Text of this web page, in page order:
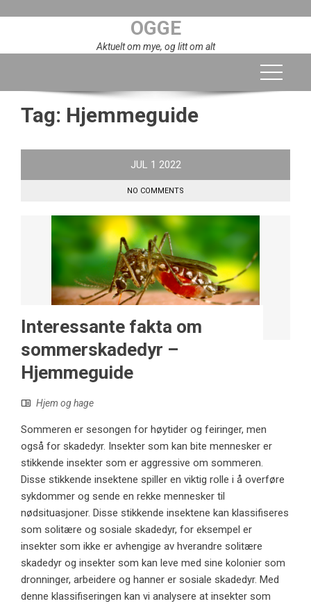
OGGE
Aktuelt om mye, og litt om alt
Tag: Hjemmeguide
JUL 1 2022
NO COMMENTS
Interessante fakta om
sommerskadedyr –
Hjemmeguide
Hjem og hage
Sommeren er sesongen for høytider og feiringer, men
også for skadedyr. Insekter som kan bite mennesker er
stikkende insekter som er aggressive om sommeren.
Disse stikkende insektene spiller en viktig rolle i å overføre
sykdommer og sende en rekke mennesker til
nødsituasjoner. Disse stikkende insektene kan klassifiseres
som solitære og sosiale skadedyr, for eksempel er
insekter som ikke er avhengige av hverandre solitære
skadedyr og insekter som kan leve med sine kolonier som
dronninger, arbeidere og hanner er sosiale skadedyr. Med
denne klassifiseringen kan vi analysere at insekter som